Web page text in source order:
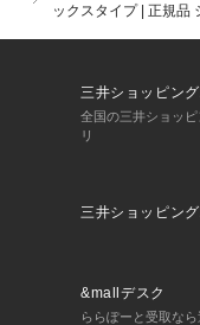
ックスタイプ | 正規品
三井ショッピン
全国の三井ショッ
リ
三井ショッピン
&mallデスク
ららぽーと受取な